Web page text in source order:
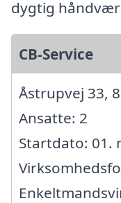
dygtig
CB-Service
Åstrupvej 33,
Ansatte: 2
Startdato: 01.